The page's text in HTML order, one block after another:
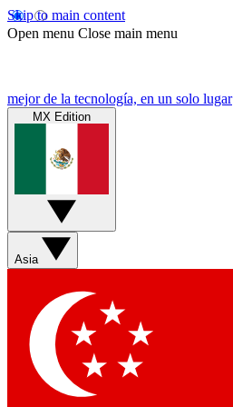
Skip to main content
Open menu Close main menu
mejor de la tecnología, en un solo lugar
MX Edition
Asia